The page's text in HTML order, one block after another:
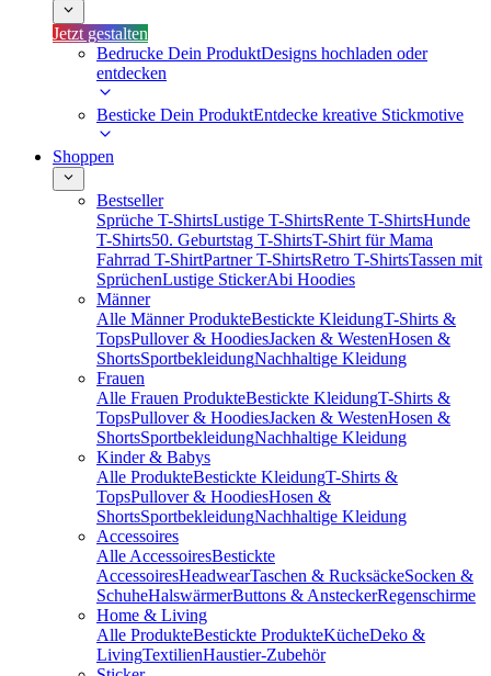
Jetzt gestalten
Bedrucke Dein ProduktDesigns hochladen oder
entdecken
Besticke Dein ProduktEntdecke kreative Stickmotive
Shoppen
Bestseller
Sprüche T-ShirtsLustige T-ShirtsRente T-ShirtsHunde
T-Shirts50. Geburtstag T-ShirtsT-Shirt für Mama
Fahrrad T-ShirtPartner T-ShirtsRetro T-ShirtsTassen mit
SprüchenLustige StickerAbi Hoodies
Männer
Alle Männer ProdukteBestickte KleidungT-Shirts &
TopsPullover & HoodiesJacken & WestenHosen &
ShortsSportbekleidungNachhaltige Kleidung
Frauen
Alle Frauen ProdukteBestickte KleidungT-Shirts &
TopsPullover & HoodiesJacken & WestenHosen &
ShortsSportbekleidungNachhaltige Kleidung
Kinder & Babys
Alle ProdukteBestickte KleidungT-Shirts &
TopsPullover & HoodiesHosen &
ShortsSportbekleidungNachhaltige Kleidung
Accessoires
Alle AccessoiresBestickte
AccessoiresHeadwearTaschen & RucksäckeSocken &
SchuheHalswärmerButtons & AnsteckerRegenschirme
Home & Living
Alle ProdukteBestickte ProdukteKücheDeko &
LivingTextilienHaustier-Zubehör